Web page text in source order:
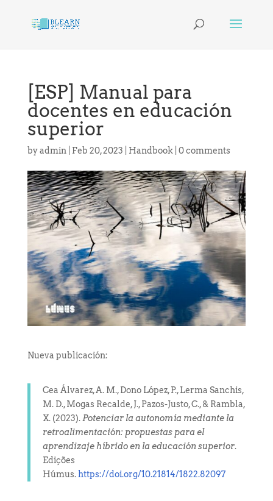
[ESP] Manual para
docentes en educación
superior
byadmin Feb 20, 2023 Handbook| 0 comments
Nueva publicación:
Cea Álvarez, A. M., Dono López, P., Lerma Sanchis,
M. D., Mogas Recalde, J., Pazos-Justo, C., & Rambla,
X. (2023).Potenciar la autonomía mediante la
retroalimentación: propuestas para el
aprendizaje híbrido en la educación superior.
Edições
Húmus.https://doi.org/10.21814/1822.82097